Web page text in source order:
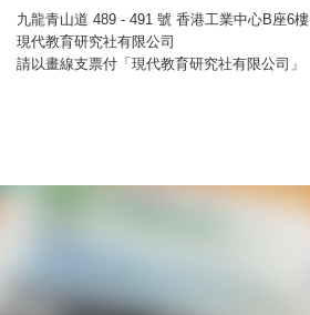
九龍青山道 489 - 491 號 香港工業中心B座6樓
現代教育研究社有限公司
請以畫線支票付「現代教育研究社有限公司」